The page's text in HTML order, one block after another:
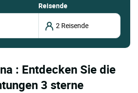
Reisende
: Entdecken Sie die
3 sterne